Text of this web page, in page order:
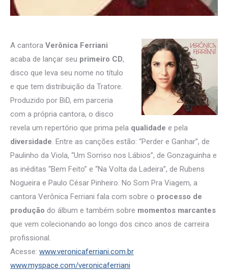
A cantora Verônica Ferriani
acaba de lançar seu primeiro CD,
disco que leva seu nome no título
e que tem distribuição da Tratore.
Produzido por BiD, em parceria
com a própria cantora, o disco
revela um repertório que prima pela qualidade e pela
diversidade. Entre as canções estão: “Perder e Ganhar”, de
Paulinho da Viola, “Um Sorriso nos Lábios”, de Gonzaguinha e
as inéditas “Bem Feito” e “Na Volta da Ladeira”, de Rubens
Nogueira e Paulo César Pinheiro. No Som Pra Viagem, a
cantora Verônica Ferriani fala com sobre o processo de
produção do álbum e também sobre momentos marcantes
que vem colecionando ao longo dos cinco anos de carreira
profissional.
Acesse: www.veronicaferriani.com.br
www.myspace.com/veronicaferriani